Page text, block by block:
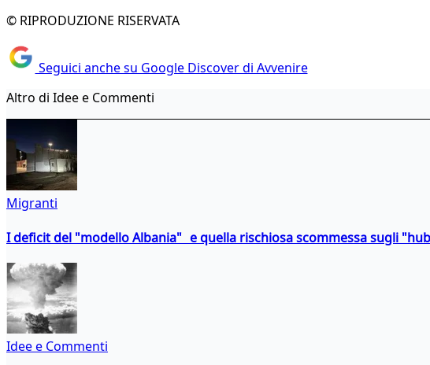
© RIPRODUZIONE RISERVATA
Seguici anche su Google Discover di Avvenire
Altro di Idee e Commenti
Migranti
I deficit del "modello Albania" e quella rischiosa scommessa sugli
Idee e Commenti